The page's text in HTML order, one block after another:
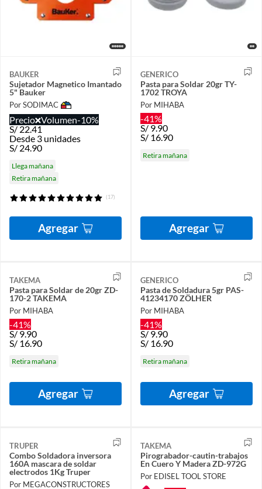
BAUKER
Sujetador Magnetico Imantado
5" Bauker
Por SODIMAC
Precio Volumen-10%
S/22.41
Desde 3 unidades
S/ 24.90
Llega mañana
Retira mañana
(17)
Agregar
GENERICO
Pasta para Soldar 20gr TY-
1702 TROYA
Por MIHABA
-41%
S/9.90
S/ 16.90
Retira mañana
Agregar
TAKEMA
Pasta para Soldar de 20gr ZD-
170-2 TAKEMA
Por MIHABA
-41%
S/9.90
S/ 16.90
Retira mañana
Agregar
GENERICO
Pasta de Soldadura 5gr PAS-
41234170 ZÖLHER
Por MIHABA
-41%
S/9.90
S/ 16.90
Retira mañana
Agregar
TRUPER
Combo Soldadora inversora
160A mascara de soldar
electrodos 1Kg Truper
Por MEGACONSTRUCTORES
TAKEMA
Pirograbador-cautin-trabajos
En Cuero Y Madera ZD-972G
Por EDISEL TOOL STORE